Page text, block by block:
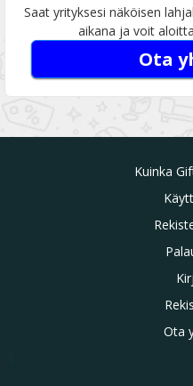
Saat yrityksesi näköisen
aikana ja voit
Ota
Kuinka
Ota